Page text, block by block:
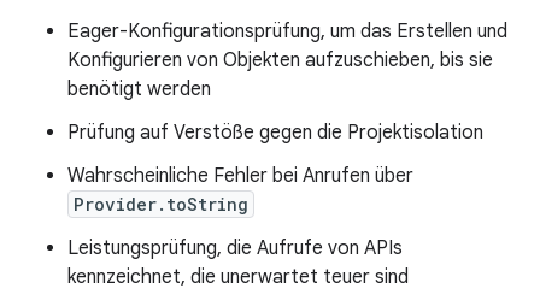
Eager-Konfigurationsprüfung, um das Erstellen und
Konfigurieren von Objekten aufzuschieben, bis sie
benötigt werden
Prüfung auf Verstöße gegen die Projektisolation
Wahrscheinliche Fehler bei Anrufen über
Provider.toString
Leistungsprüfung, die Aufrufe von APIs
kennzeichnet, die unerwartet teuer sind